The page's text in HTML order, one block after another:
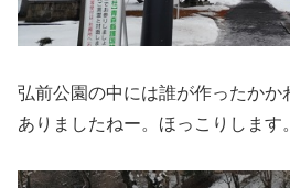
弘前公園の中には誰が作ったかか
ありましたねー。ほっこりします。